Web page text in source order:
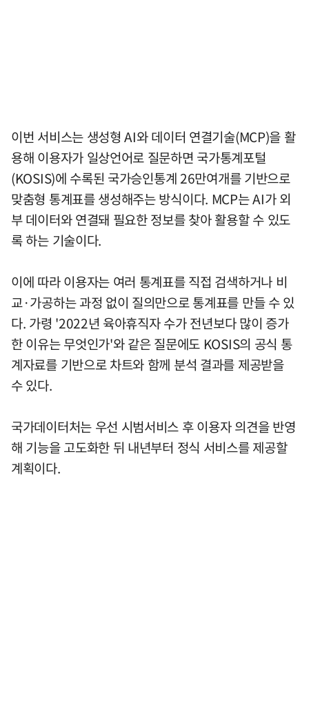
이번 서비스는 생성형 AI와 데이터 연결기술(MCP)을 활
용해 이용자가 일상언어로 질문하면 국가통계포털
(KOSIS)에 수록된 국가승인통계 26만여개를 기반으로
맞춤형 통계표를 생성해주는 방식이다. MCP는 AI가 외
부 데이터와 연결돼 필요한 정보를 찾아 활용할 수 있도
록 하는 기술이다.
이에 따라 이용자는 여러 통계표를 직접 검색하거나 비
교·가공하는 과정 없이 질의만으로 통계표를 만들 수 있
다. 가령 '2022년 육아휴직자 수가 전년보다 많이 증가
한 이유는 무엇인가'와 같은 질문에도 KOSIS의 공식 통
계자료를 기반으로 차트와 함께 분석 결과를 제공받을
수 있다.
국가데이터처는 우선 시범서비스 후 이용자 의견을 반영
해 기능을 고도화한 뒤 내년부터 정식 서비스를 제공할
계획이다.